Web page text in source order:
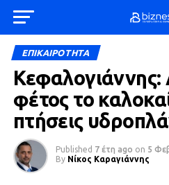
ΕΠΙΚΑΙΡΟΤΗΤΑ
Κεφαλογιάννης:
φέτος το
πτήσεις
Published 7 έτη ago on 5
By Νίκος Καραγιάννης